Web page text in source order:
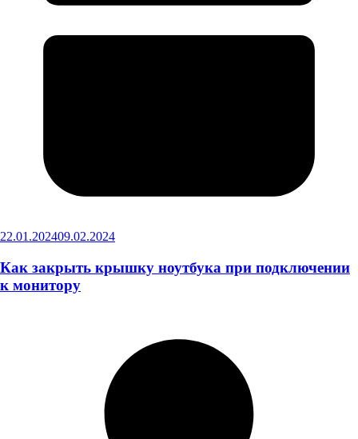
22.01.202409.02.2024
Как закрыть крышку ноутбука при подключении
к монитору